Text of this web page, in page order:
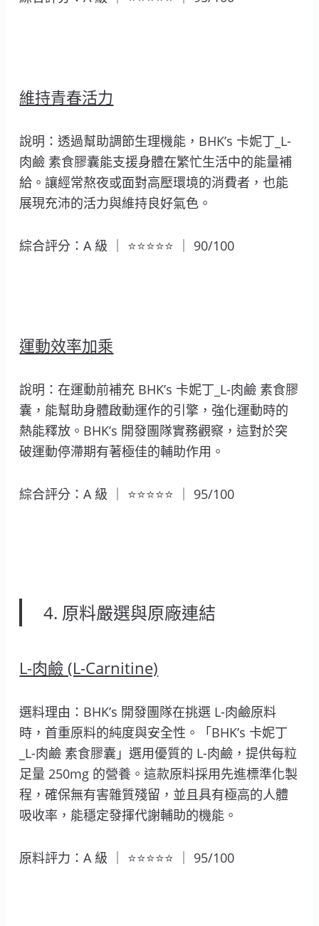
維持青春活力
說明：透過幫助調節生理機能，BHK’s 卡妮丁_L-
肉鹼 素食膠囊能支援身體在繁忙生活中的能量補
給。讓經常熬夜或面對高壓環境的消費者，也能
展現充沛的活力與維持良好氣色。
綜合評分：A 級 ｜ ⭐⭐⭐⭐⭐ ｜ 90/100
運動效率加乘
說明：在運動前補充 BHK’s 卡妮丁_L-肉鹼 素食膠
囊，能幫助身體啟動運作的引擎，強化運動時的
熱能釋放。BHK’s 開發團隊實務觀察，這對於突
破運動停滯期有著極佳的輔助作用。
綜合評分：A 級 ｜ ⭐⭐⭐⭐⭐ ｜ 95/100
4. 原料嚴選與原廠連結
L-肉鹼 (L-Carnitine)
選料理由：BHK’s 開發團隊在挑選 L-肉鹼原料
時，首重原料的純度與安全性。「BHK’s 卡妮丁
_L-肉鹼 素食膠囊」選用優質的 L-肉鹼，提供每粒
足量 250mg 的營養。這款原料採用先進標準化製
程，確保無有害雜質殘留，並且具有極高的人體
吸收率，能穩定發揮代謝輔助的機能。
原料評力：A 級 ｜ ⭐⭐⭐⭐⭐ ｜ 95/100